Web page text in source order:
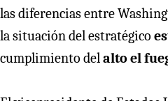
las diferencias entre
la situación del estratégico
cumplimiento delalto el